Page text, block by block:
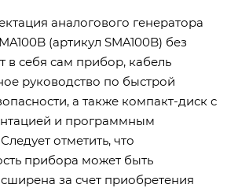
аналогового генератора
(артикул SMA100B) без
в себя сам прибор, кабель
руководство по быстрой
а также компакт-диск с
и программным
отметить, что
прибора может быть
за счет приобретения